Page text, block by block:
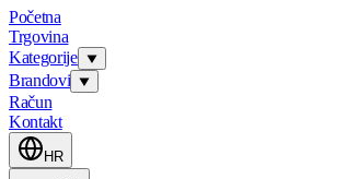
Početna
Trgovina
Kategorije
Brandovi
Račun
Kontakt
HR